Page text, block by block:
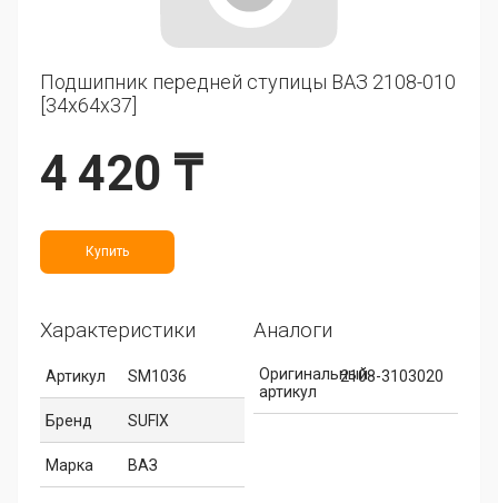
Подшипник передней ступицы ВАЗ 2108-010
[34x64x37]
4 420 ₸
Купить
Характеристики
Артикул SM1036
Бренд SUFIX
Марка ВАЗ
Аналоги
Оригинальный
артикул
2108-3103020